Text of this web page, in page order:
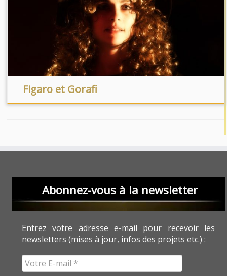
Figaro et Gorafi
Abonnez-vous à la newsletter
Entrez votre adresse e-mail pour recevoir les
newsletters (mises à jour, infos des projets etc.) :